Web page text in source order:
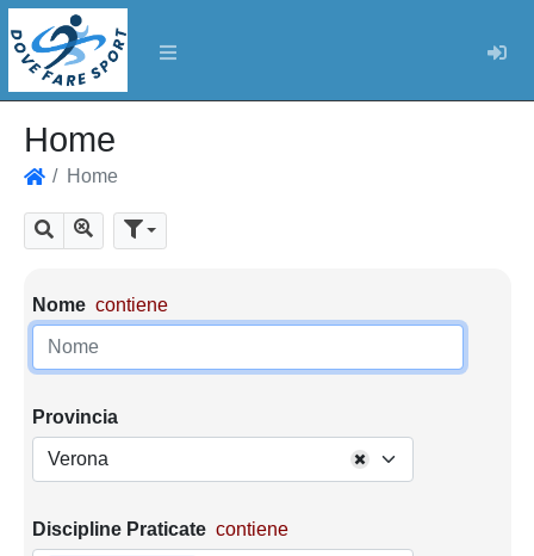
Home
Home
Cerca Mostra tutti i risultati
Parametri di ricerca
Nome contiene
Provincia
Verona
Discipline Praticate contiene